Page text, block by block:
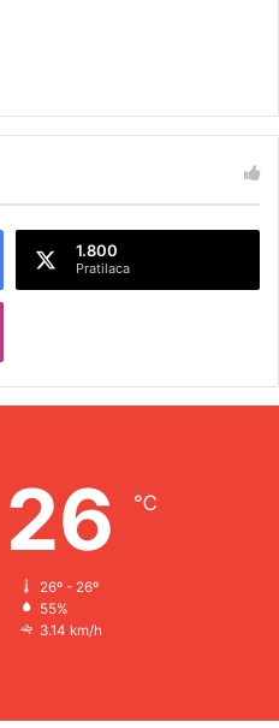
1.800
Pratilaca
26 ℃
26º - 26º
55%
3.14 km/h